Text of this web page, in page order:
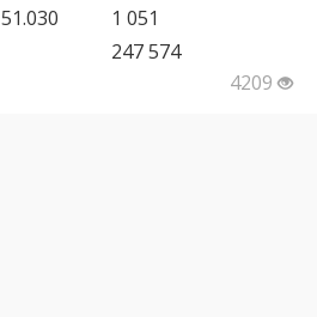
51.030
1 051
247 574
4209